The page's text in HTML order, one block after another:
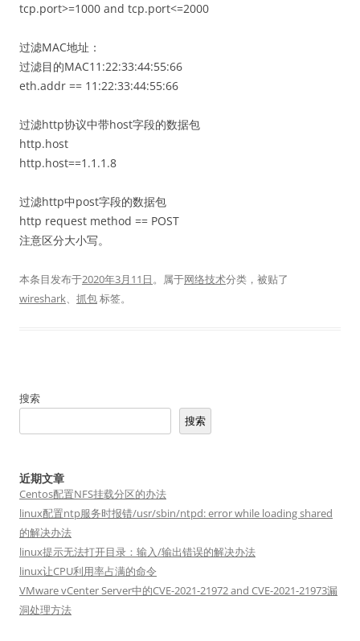
tcp.port>=1000 and tcp.port<=2000
过滤MAC地址：
过滤目的MAC11:22:33:44:55:66
eth.addr == 11:22:33:44:55:66
过滤http协议中带host字段的数据包
http.host
http.host==1.1.1.8
过滤http中post字段的数据包
http request method == POST
注意区分大小写。
本条目发布于2020年3月11日。属于网络技术分类，被贴了
wireshark、 抓包标签。
搜索
搜索
近期文章
Centos配置NFS挂载分区的办法
linux配置ntp服务时报错/usr/sbin/ntpd: error while loading shared
的解决办法
linux提示无法打开目录：输入/输出错误的解决办法
linux让CPU利用率占满的命令
VMware vCenter Server中的CVE-2021-21972 and CVE-2021-21973漏
洞处理方法